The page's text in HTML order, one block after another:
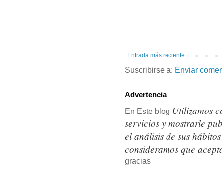
Entrada más reciente
Suscribirse a: Enviar
Advertencia
En Este blog Utilizamos
servicios y mostrarle
el análisis de sus
consideramos que
gracias